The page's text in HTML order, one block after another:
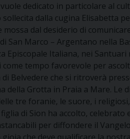
dedicato in particolare al
dalla cugina
dal desiderio di
San Marco – Argentano nella
Italiana, nei
tempo favorevole per
Belvedere che si ritroverà
della Grotta in Praia a Mare.
tre foranie, le suore, i
di Sion ha accolto,
per diffondere il